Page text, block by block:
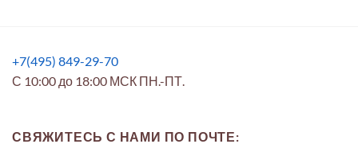
+7(495) 849-29-70
С 10:00 до 18:00 МСК ПН.-ПТ.
СВЯЖИТЕСЬ С НАМИ ПО ПОЧТЕ: